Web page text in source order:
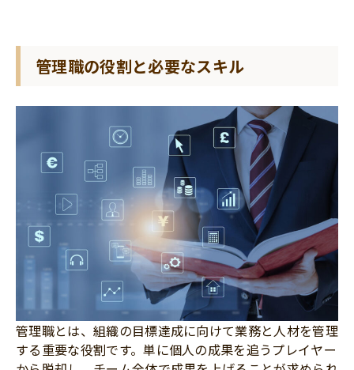
管理職の役割と必要なスキル
管理職とは、組織の目標達成に向けて業務と人材を管理
する重要な役割です。単に個人の成果を追うプレイヤー